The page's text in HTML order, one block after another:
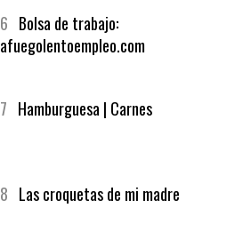
6 Bolsa de trabajo:
afuegolentoempleo.com
7 Hamburguesa | Carnes
8 Las croquetas de mi madre